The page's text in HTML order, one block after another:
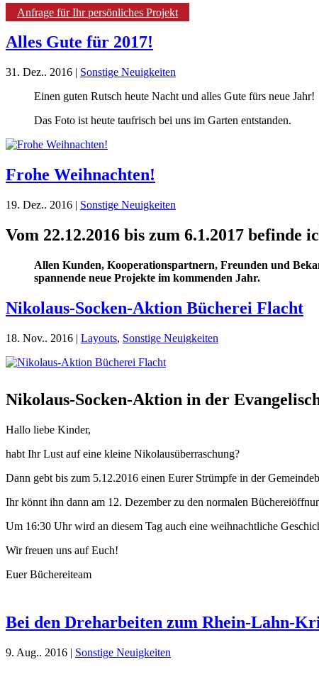
Anfrage für Ihr persönliches Projekt
Alles Gute für 2017!
31. Dez.. 2016 | Sonstige Neuigkeiten
Einen guten Rutsch heute Nacht und alles Gute fürs neue Jahr!
Das Foto ist heute taufrisch bei uns im Garten entstanden.
Frohe Weihnachten!
19. Dez.. 2016 | Sonstige Neuigkeiten
Vom 22.12.2016 bis zum 6.1.2017 befinde
Allen Kunden, Kooperationspartnern, Freunden und
spannende neue Projekte im kommenden Jahr.
Nikolaus-Socken-Aktion Bücherei Flacht
18. Nov.. 2016 | Layouts, Sonstige Neuigkeiten
Nikolaus-Socken-Aktion in der
Hallo liebe Kinder,
habt Ihr Lust auf eine kleine Nikolausüberraschung?
Dann gebt bis zum 5.12.2016 einen Eurer Strümpfe in der
Ihr könnt ihn dann am 12. Dezember zu den normalen
Um 16:30 Uhr wird an diesem Tag auch eine weihnachtliche
Wir freuen uns auf Euch!
Euer Büchereiteam
Bei den Dreharbeiten zum Rhein-Lahn-
9. Aug.. 2016 | Sonstige Neuigkeiten